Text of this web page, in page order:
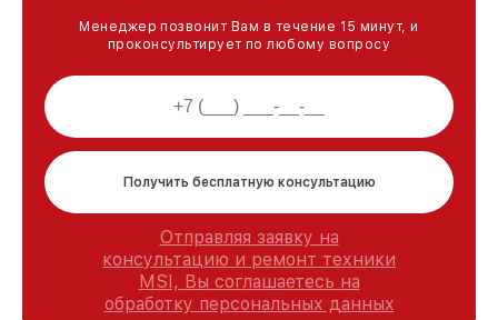
Менеджер позвонит Вам в течение 15 минут, и
проконсультирует по любому вопросу
Получить бесплатную консультацию
Отправляя заявку на
консультацию и ремонт техники
MSI, Вы соглашаетесь на
обработку персональных данных